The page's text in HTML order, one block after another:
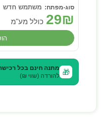
משתמש חדש
29₪ כולל מע"מ
🎁 מתנה חינם בכל
להורדה (שווי ₪)